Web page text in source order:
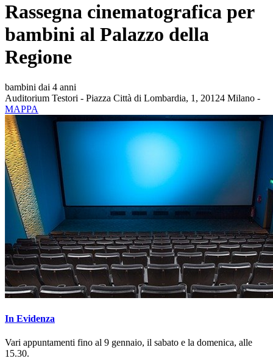
Rassegna cinematografica per
bambini al Palazzo della
Regione
bambini dai 4 anni
Auditorium Testori - Piazza Città di Lombardia, 1, 20124 Milano -
MAPPA
In Evidenza
Vari appuntamenti fino al 9 gennaio, il sabato e la domenica, alle
15.30.